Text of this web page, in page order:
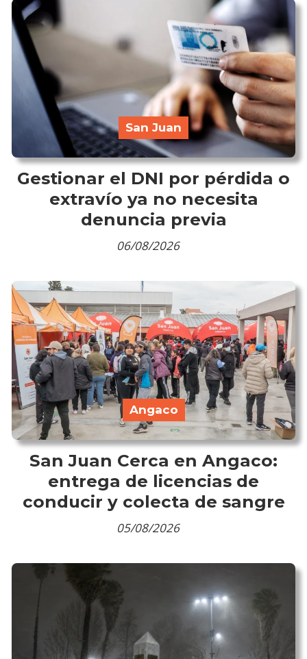
Gestionar el DNI por pérdida o
extravío ya no necesita
denuncia previa
San Juan
06/08/2026
San Juan Cerca en Angaco:
entrega de licencias de
conducir y colecta de sangre
Angaco
05/08/2026